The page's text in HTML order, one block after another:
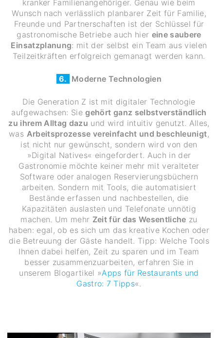
kranker Familienangehöriger. Genau wie beim
Wunsch nach verlässlich planbarer Zeit für Familie,
Freunde und Partnerschaften ist der Schlüssel für
gastronomische Betriebe auch hier eine saubere
Einsatzplanung: mit der selbst ein Team aus vielen
Teilzeitkräften erfolgreich gemanagt werden kann.
6. Moderne Technologien
Die Generation Z ist mit digitaler Technologie
aufgewachsen: Siegehört ganz selbstverständlich
zu ihrem Alltag dazu und wird intuitiv genutzt. Alles,
was Arbeitsprozesse vereinfacht und beschleunigt,
ist nicht nur gewünscht, sondern wird von den
»Digital Natives« eingefordert. Auch in der
Gastronomie möchte keiner mehr mit veralteter
Software oder analogen Reservierungsbüchern
arbeiten. Sondern mit Tools, die automatisiert
Bestände erfassen und nachbestellen, die
Kapazitäten auslasten und Telefonate unnötig
machen. Um mehr Zeit für das Wesentliche zu
haben: egal, ob es sich um das kreative Kochen oder
die Betreuung der Gäste handelt. Tipp: Welche Tools
Ihnen dabei helfen, Zeit zu sparen und im Team
besser zusammenzuarbeiten, erfahren Sie in
unserem Blogartikel »Apps für Restaurants und
Gastro: 7 Tipps«.